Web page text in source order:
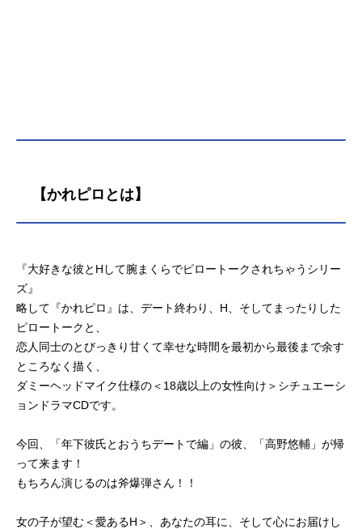
【かれピロとは】
『大好きな彼とHして腕まくらでピロートークされちゃうシリー
ズ』
略して『かれピロ』は、デート終わり、H、そしてまったりした
ピロートークと、
恋人同士のとびっきり甘くて幸せな時間を最初から最後まで余す
ところなく描く、
ダミーヘッドマイク仕様の＜18歳以上の女性向け＞シチュエーシ
ョンドラマCDです。
今回、「年下彼氏とおうちデートで編」の彼、「高野悠輔」が帰
って来ます！
もちろん演じるのは斧爆弾さん！！
女の子が望む＜愛あるH＞、あなたの耳に、そして心にお届けし